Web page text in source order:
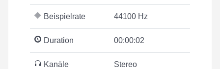
Beispielrate 44100 Hz
Duration 00:00:02
Kanäle Stereo